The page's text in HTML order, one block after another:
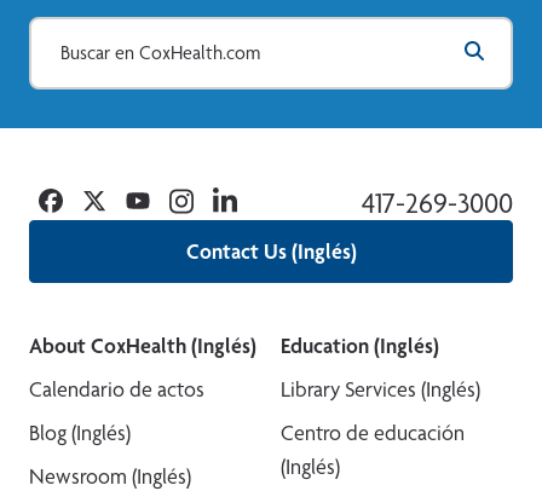
Contact Us (Inglés)
417-269-3000
Facebook
TwitterYouTubeInstagramLinkedin
About CoxHealth (Inglés)
Calendario de actos
Blog (Inglés)
Newsroom (Inglés)
Education (Inglés)
Library Services (Inglés)
Centro de educación
(Inglés)